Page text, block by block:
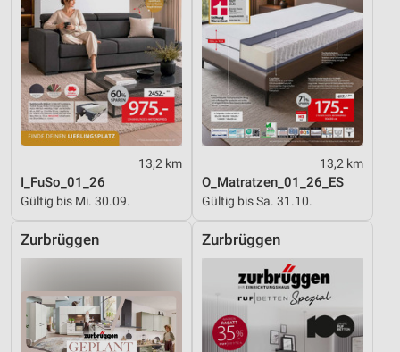
13,2 km
I_FuSo_01_26
Gültig bis Mi. 30.09.
13,2 km
O_Matratzen_01_26_ES
Gültig bis Sa. 31.10.
Zurbrüggen Zurbrüggen